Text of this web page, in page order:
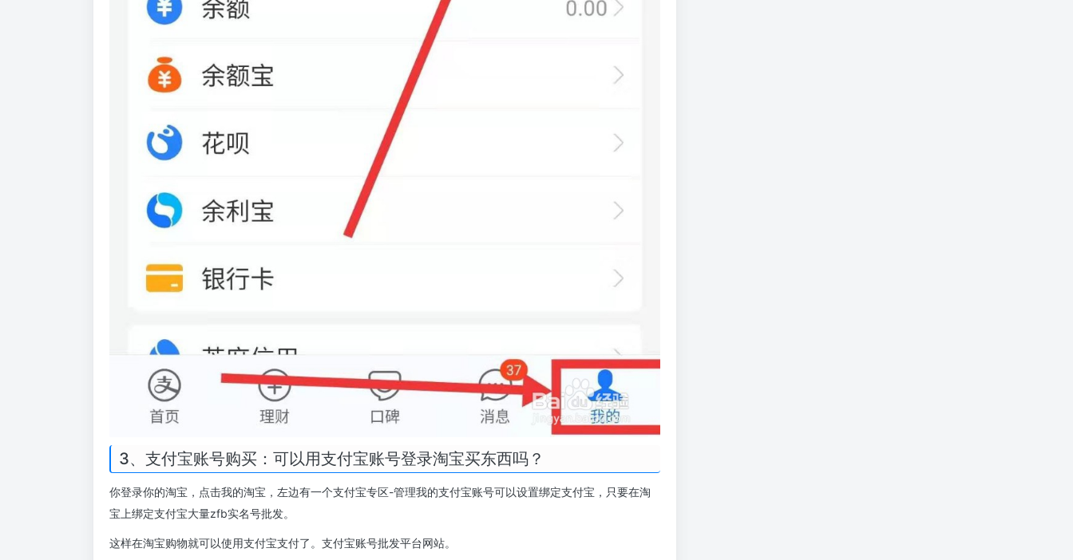
3、支付宝账号购买：可以用支付宝账号登录淘宝买东西吗？
你登录你的淘宝，点击我的淘宝，左边有一个支付宝专区-管理我的支付宝账号可以设置绑定支付宝，只要在淘
宝上绑定支付宝大量zfb实名号批发。
这样在淘宝购物就可以使用支付宝支付了。支付宝账号批发平台网站。